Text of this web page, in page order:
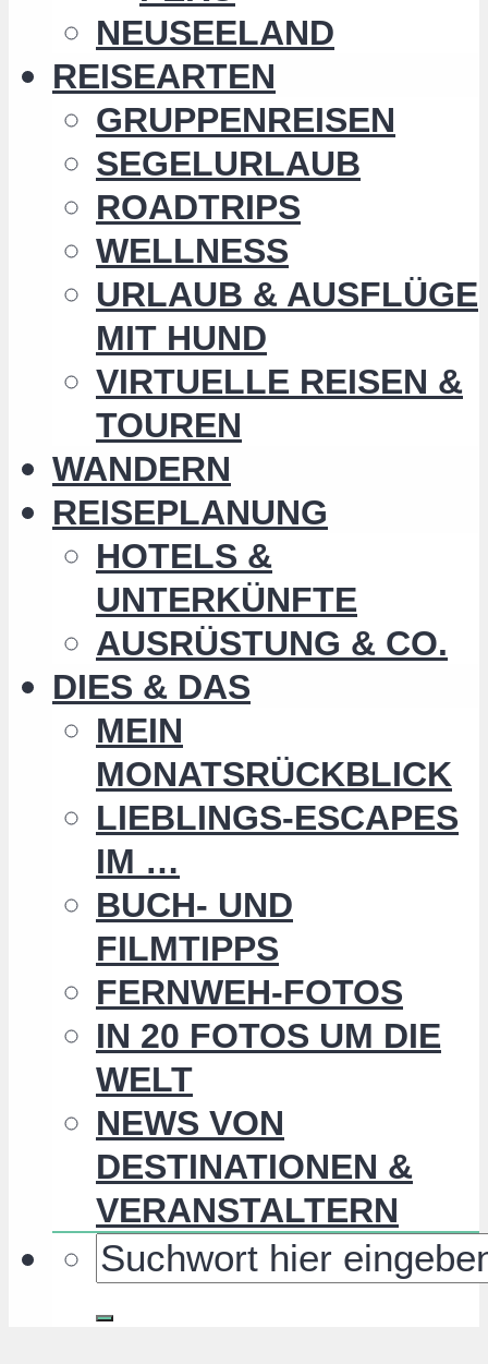
NEUSEELAND
REISEARTEN
GRUPPENREISEN
SEGELURLAUB
ROADTRIPS
WELLNESS
URLAUB & AUSFLÜGE
MIT HUND
VIRTUELLE REISEN &
TOUREN
WANDERN
REISEPLANUNG
HOTELS &
UNTERKÜNFTE
AUSRÜSTUNG & CO.
DIES & DAS
MEIN
MONATSRÜCKBLICK
LIEBLINGS-ESCAPES
IM …
BUCH- UND
FILMTIPPS
FERNWEH-FOTOS
IN 20 FOTOS UM DIE
WELT
NEWS VON
DESTINATIONEN &
VERANSTALTERN